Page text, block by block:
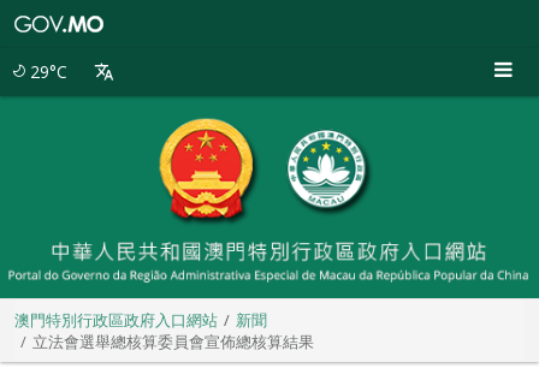
29°C
澳門特別行政區政府入口網站
新聞
立法會選舉總核算委員會宣佈總核算結果